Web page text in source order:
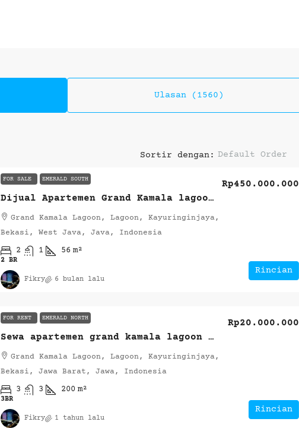
Ulasan (1560)
Sortir dengan: Default Order
FOR SALE EMERALD SOUTH
Dijual Apartemen Grand Kamala lagoon type 2BR harga 450jt nego sampai deal
Rp450.000.000
Grand Kamala Lagoon, Lagoon, Kayuringinjaya,
Bekasi, West Java, Java, Indonesia
2 1 56 m²
2 BR
Rincian
Fikry 6 bulan lalu
FOR RENT EMERALD NORTH
Sewa apartemen grand kamala lagoon type 3Br
Rp20.000.000
Grand Kamala Lagoon, Lagoon, Kayuringinjaya,
Bekasi, Jawa Barat, Jawa, Indonesia
3 3 200 m²
3BR
Rincian
Fikry 1 tahun lalu